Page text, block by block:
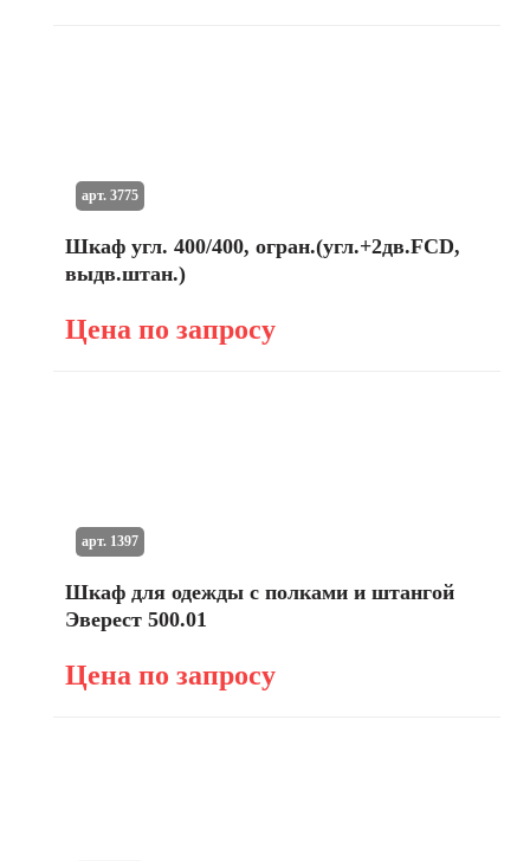
Шкаф угл. 400/400, огран.(угл.+2дв.FCD,
выдв.штан.)
Цена по запросу
арт. 3775
Шкаф для одежды с полками и штангой
Эверест 500.01
Цена по запросу
арт. 1397